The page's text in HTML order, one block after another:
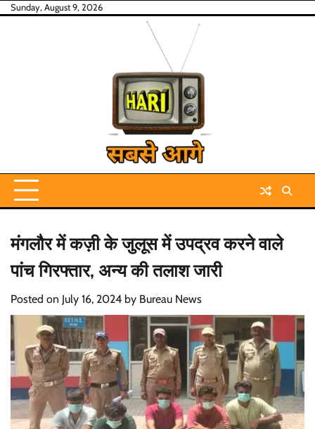
SkipSunday, August 9, 2026
मंगलौर में कज़ी के जुलूस में उपद्रव करने वाले
पांच गिरफ्तार, अन्य की तलाश जारी
Posted on July 16, 2024 by Bureau News